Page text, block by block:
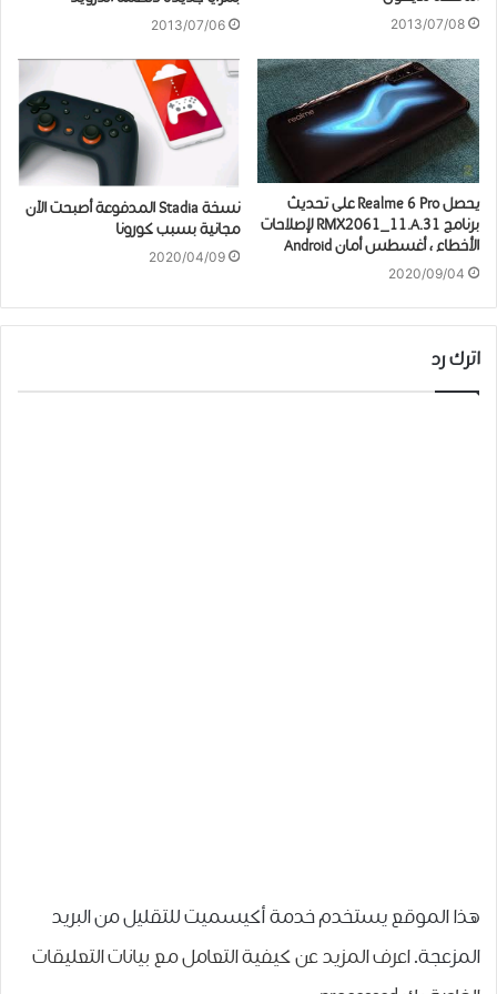
2013/07/08
2013/07/06
يحصل Realme 6 Pro على تحديث
برنامج RMX2061_11.A.31 لإصلاحات
الأخطاء ، أغسطس أمان Android
2020/09/04
نسخة Stadia المدفوعة أصبحت الآن
ﻣﺠﺎنية ﺑﺴﺒﺐ ﻛﻮﺭﻭﻧﺎ
2020/04/09
اترك رد
هذا الموقع يستخدم خدمة أكيسميت للتقليل من البريد
المزعجة.اعرف المزيد عن كيفية التعامل مع بيانات التعليقات